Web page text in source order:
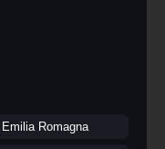
Emilia Romagna